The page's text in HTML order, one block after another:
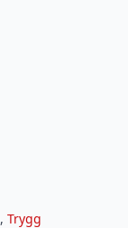
, Trygg